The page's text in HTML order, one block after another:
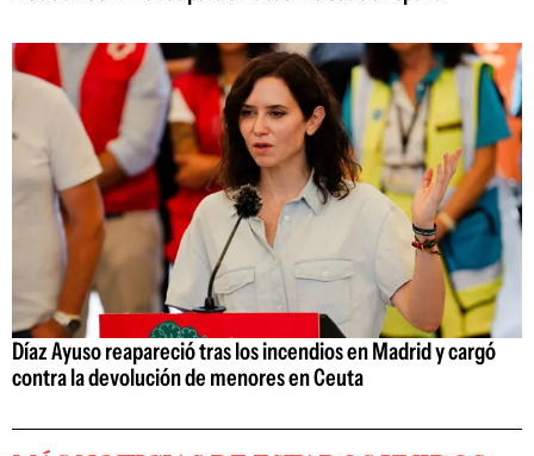
Díaz Ayuso reapareció tras los incendios en Madrid y cargó
contra la devolución de menores en Ceuta